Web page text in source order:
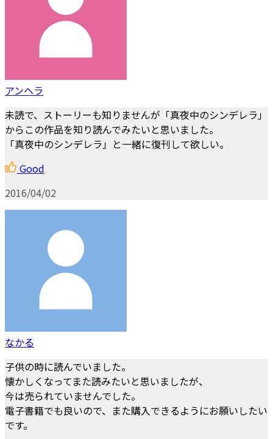
アンヘラ
未読で、ストーリーも知りませんが「真夜中のシンデレラ」
からこの作品を知り読んでみたいと思いました。
「真夜中のシンデレラ」と一緒に復刊して欲しい。
Good
2016/04/02
なかる
子供の時に読んでいました。
懐かしくなってまた読みたいと思いましたが、
今は売られていませんでした。
電子書籍でも良いので、また購入できるようにお願いしたい
です。